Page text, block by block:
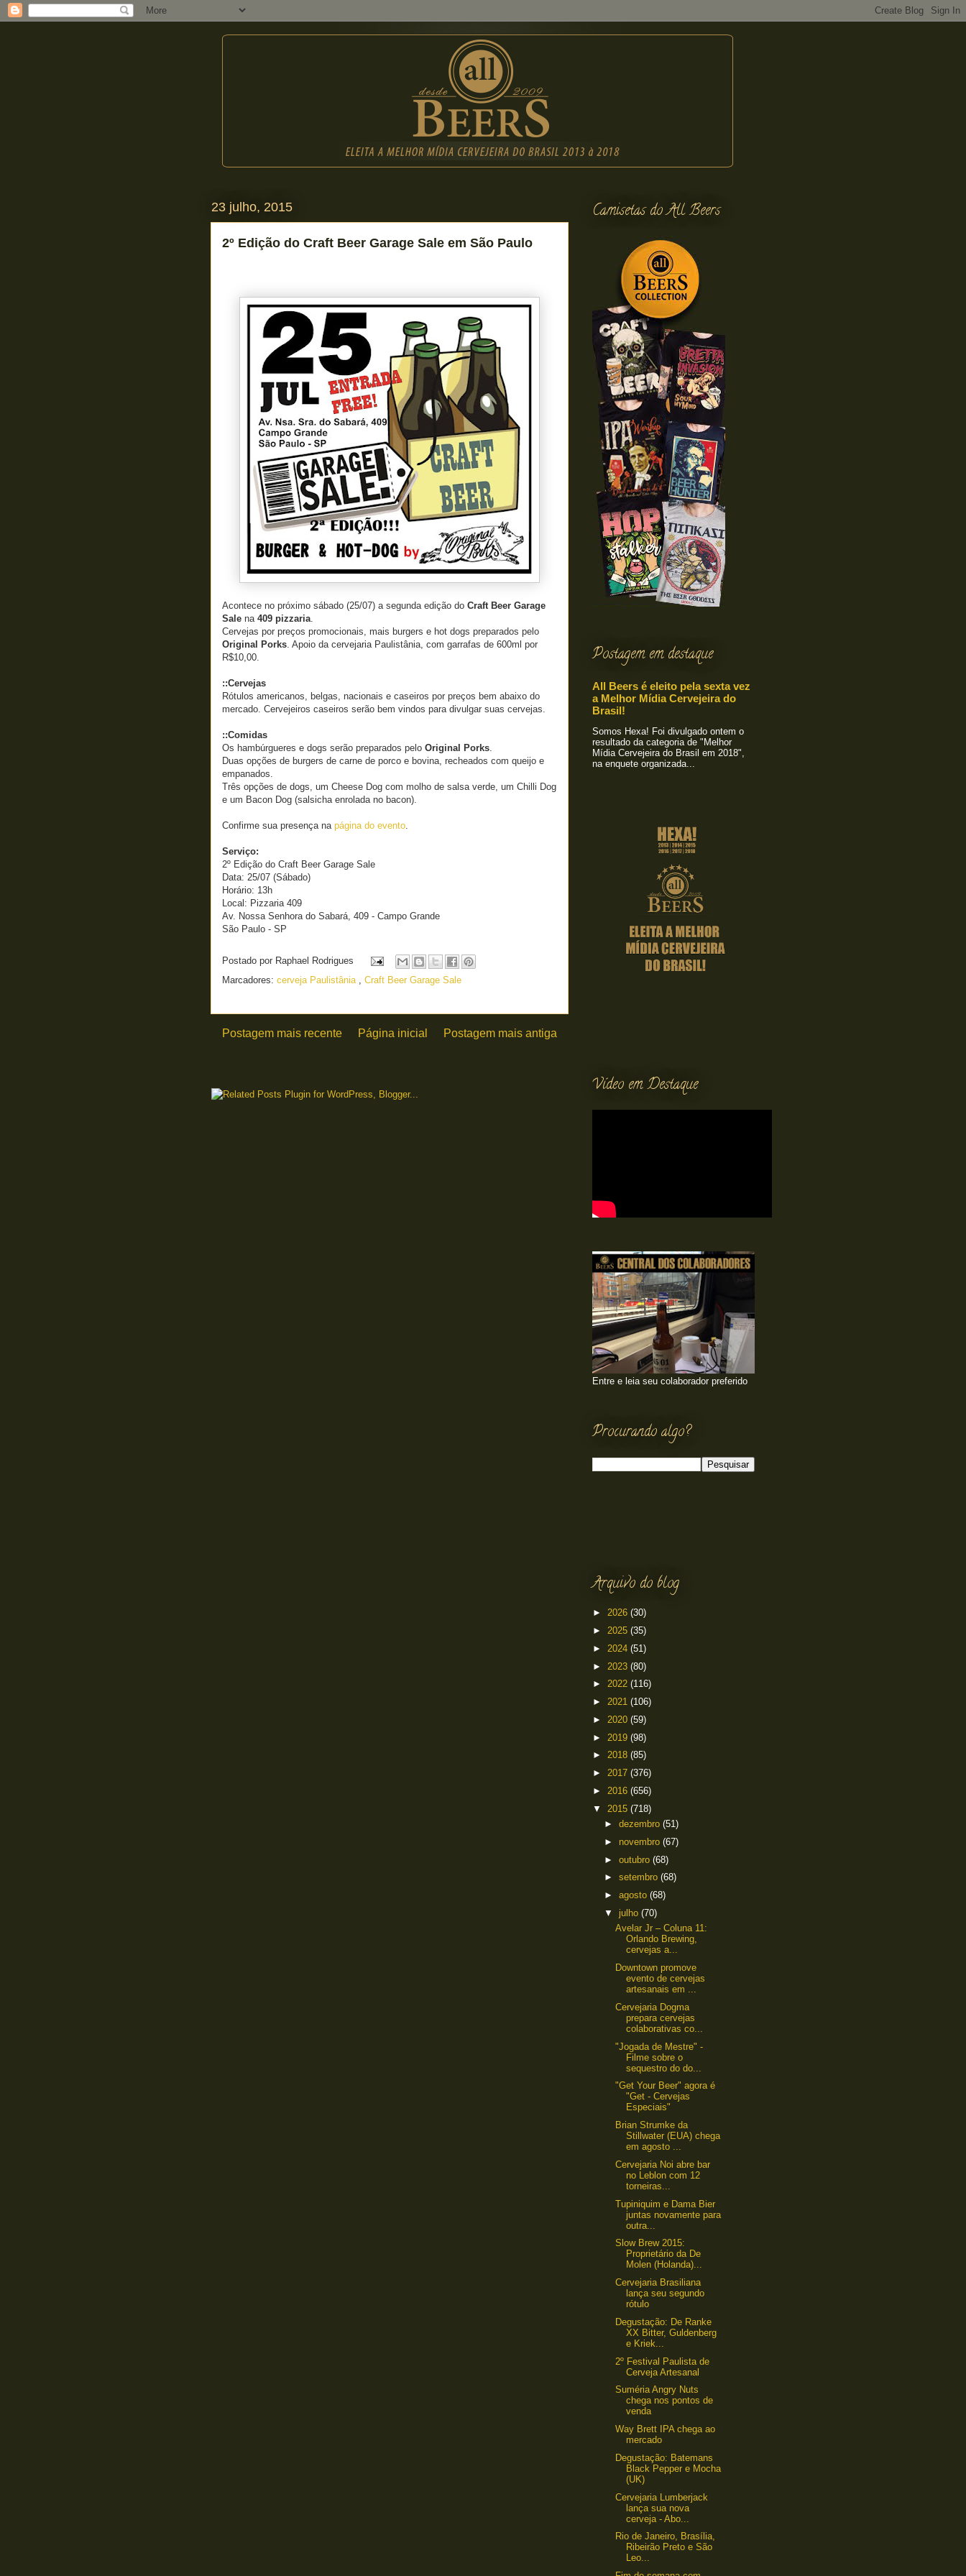
23 julho, 2015
2º Edição do Craft Beer Garage Sale em São Paulo
Acontece no próximo sábado (25/07) a segunda edição do Craft Beer Garage
Sale na 409 pizzaria.
Cervejas por preços promocionais, mais burgers e hot dogs preparados pelo
Original Porks. Apoio da cervejaria Paulistânia, com garrafas de 600ml por
R$10,00.
::Cervejas
Rótulos americanos, belgas, nacionais e caseiros por preços bem abaixo do
mercado. Cervejeiros caseiros serão bem vindos para divulgar suas cervejas.
::Comidas
Os hambúrgueres e dogs serão preparados pelo Original Porks.
Duas opções de burgers de carne de porco e bovina, recheados com queijo e
empanados.
Três opções de dogs, um Cheese Dog com molho de salsa verde, um Chilli Dog
e um Bacon Dog (salsicha enrolada no bacon).
Confirme sua presença na página do evento.
Serviço:
2º Edição do Craft Beer Garage Sale
Data: 25/07 (Sábado)
Horário: 13h
Local: Pizzaria 409
Av. Nossa Senhora do Sabará, 409 - Campo Grande
São Paulo - SP
Postado por Raphael Rodrigues
Marcadores: cerveja Paulistânia , Craft Beer Garage Sale
Postagem mais recente Postagem mais antiga
Página inicial
Camisetas do All Beers
Postagem em destaque
All Beers é eleito pela sexta vez
a Melhor Mídia Cervejeira do
Brasil!
Somos Hexa! Foi divulgado ontem o
resultado da categoria de "Melhor
Mídia Cervejeira do Brasil em 2018",
na enquete organizada...
Vídeo em Destaque
Entre e leia seu colaborador preferido
Procurando algo?
Arquivo do blog
► 2026 (30)
► 2025 (35)
► 2024 (51)
► 2023 (80)
► 2022 (116)
► 2021 (106)
► 2020 (59)
► 2019 (98)
► 2018 (85)
► 2017 (376)
► 2016 (656)
▼ 2015 (718)
► dezembro (51)
► novembro (67)
► outubro (68)
► setembro (68)
► agosto (68)
▼ julho (70)
Avelar Jr – Coluna 11:
Orlando Brewing,
cervejas a...
Downtown promove
evento de cervejas
artesanais em ...
Cervejaria Dogma
prepara cervejas
colaborativas co...
"Jogada de Mestre" -
Filme sobre o
sequestro do do...
"Get Your Beer" agora é
"Get - Cervejas
Especiais"
Brian Strumke da
Stillwater (EUA) chega
em agosto ...
Cervejaria Noi abre bar
no Leblon com 12
torneiras...
Tupiniquim e Dama Bier
juntas novamente para
outra...
Slow Brew 2015:
Proprietário da De
Molen (Holanda)...
Cervejaria Brasiliana
lança seu segundo
rótulo
Degustação: De Ranke
XX Bitter, Guldenberg
e Kriek...
2º Festival Paulista de
Cerveja Artesanal
Suméria Angry Nuts
chega nos pontos de
venda
Way Brett IPA chega ao
mercado
Degustação: Batemans
Black Pepper e Mocha
(UK)
Cervejaria Lumberjack
lança sua nova
cerveja - Abo...
Rio de Janeiro, Brasília,
Ribeirão Preto e São
Leo...